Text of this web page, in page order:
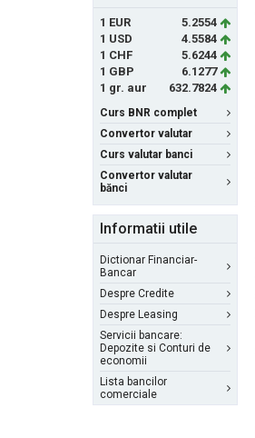
1 EUR
5.2554
1 USD
4.5584
1 CHF
5.6244
1 GBP
6.1277
1 gr. aur
632.7824
Curs BNR complet
Convertor valutar
Curs valutar banci
Convertor valutar
bănci
Informatii utile
Dictionar Financiar-
Bancar
Despre Credite
Despre Leasing
Servicii bancare:
Depozite si Conturi de
economii
Lista bancilor
comerciale